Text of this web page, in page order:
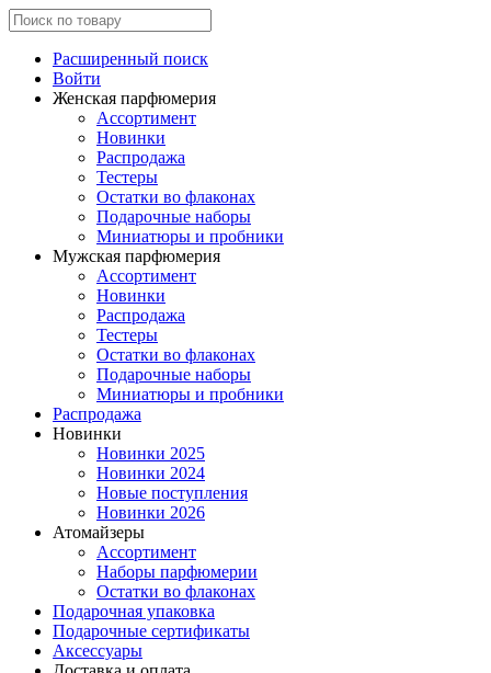
Расширенный поиск
Войти
Женская парфюмерия
Ассортимент
Новинки
Распродажа
Тестеры
Остатки во флаконах
Подарочные наборы
Миниатюры и пробники
Мужская парфюмерия
Ассортимент
Новинки
Распродажа
Тестеры
Остатки во флаконах
Подарочные наборы
Миниатюры и пробники
Распродажа
Новинки
Новинки 2025
Новинки 2024
Новые поступления
Новинки 2026
Атомайзеры
Ассортимент
Наборы парфюмерии
Остатки во флаконах
Подарочная упаковка
Подарочные сертификаты
Аксессуары